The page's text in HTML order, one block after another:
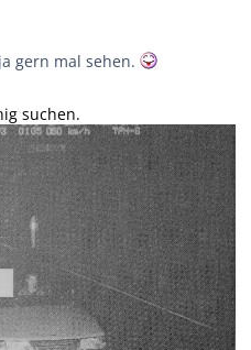
gern mal sehen.
suchen.